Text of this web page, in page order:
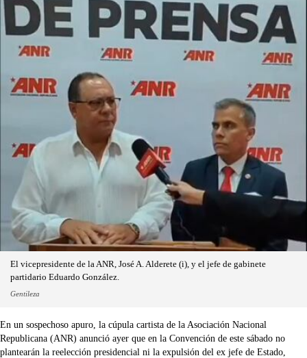
El vicepresidente de la ANR, José A. Alderete (i), y el jefe de gabinete
partidario Eduardo González.
Gentileza
En un sospechoso apuro, la cúpula cartista de la Asociación Nacional
Republicana (ANR) anunció ayer que en la Convención de este sábado no
plantearán la reelección presidencial ni la expulsión del ex jefe de Estado,